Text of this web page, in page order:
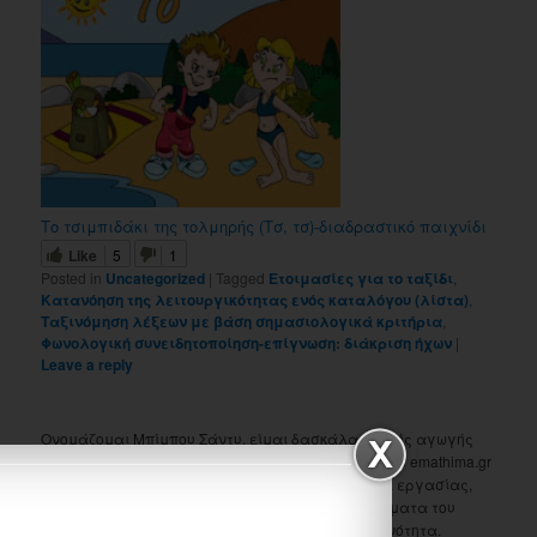
Το τσιμπιδάκι της τολμηρής (Τσ, τσ)-διαδραστικό παιχνίδι
Like 5
1
Posted in Uncategorized | Tagged Ετοιμασίες για το ταξίδι
Κατανόηση της λειτουργικότητας ενός καταλόγου (λίστα)
Ταξινόμηση λέξεων με βάση σημασιολογικά κριτήρια
Φωνολογική συνειδητοποίηση-επίγνωση: διάκριση ήχων |
Leave a reply
Ονομάζομαι Μπίμπου Σάντυ, είμαι δασκάλα ειδικής αγωγής
και κατάγομαι από τα Ιωάννινα. Ασχολούμαι με το emathima.gr
από το 2010. Στο μενού "Τάξεις" θα βρείτε φύλλα εργασίας,
εποπτικό και διαδραστικό υλικό για όλα τα μαθήματα του
δημοτικού σχολείου και του νηπιαγωγείου ανά ενότητα.